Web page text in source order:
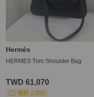
Hermès
HERMES Trim Shoulder Bag
TWD 61,070
現折 2,000